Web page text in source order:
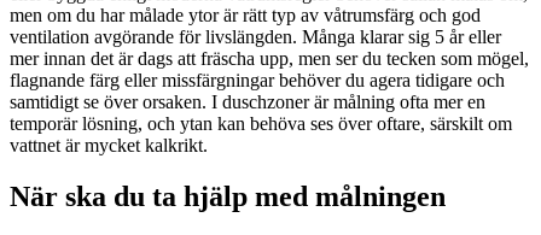
men om du har målade ytor är rätt typ av våtrumsfärg och god
ventilation avgörande för livslängden. Många klarar sig 5 år eller
mer innan det är dags att fräscha upp, men ser du tecken som mögel,
flagnande färg eller missfärgningar behöver du agera tidigare och
samtidigt se över orsaken. I duschzoner är målning ofta mer en
temporär lösning, och ytan kan behöva ses över oftare, särskilt om
vattnet är mycket kalkrikt.
När ska du ta hjälp med målningen